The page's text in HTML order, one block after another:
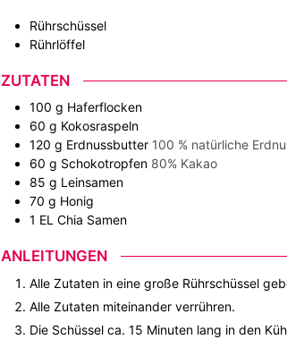
Rührschüssel
Rührlöffel
ZUTATEN
100 g Haferflocken
60 g Kokosraspeln
120 g Erdnussbutter 100 % natürliche
60 g Schokotropfen 80% Kakao
85 g Leinsamen
70 g Honig
1 EL Chia Samen
ANLEITUNGEN
Alle Zutaten in eine große Rührschüssel
Alle Zutaten miteinander verrühren.
Die Schüssel ca. 15 Minuten lang in den